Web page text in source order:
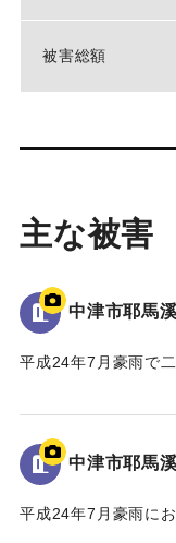
被害総額
主な被害
中津市耶馬
平成24年7月豪雨で
溪町平田地区・戸原
された石碑。
山国川水害復興記念碑
中津市耶馬
平成24年7月豪雨に